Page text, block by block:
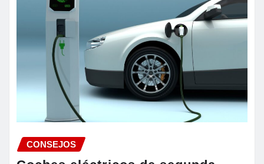
CONSEJOS